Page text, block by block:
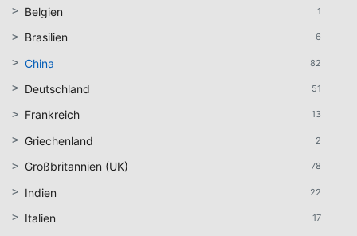
1
Belgien
6
Brasilien
82
China
51
Deutschland
13
Frankreich
2
Griechenland
78
Großbritannien (UK)
22
Indien
17
Italien